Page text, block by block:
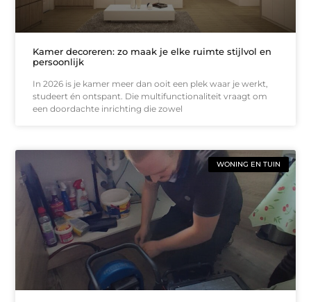
Kamer decoreren: zo maak je elke ruimte stijlvol en
persoonlijk
In 2026 is je kamer meer dan ooit een plek waar je werkt,
studeert én ontspant. Die multifunctionaliteit vraagt om
een doordachte inrichting die zowel
WONING EN TUIN